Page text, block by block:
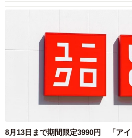
8月13日まで期間限定3990円 「ア